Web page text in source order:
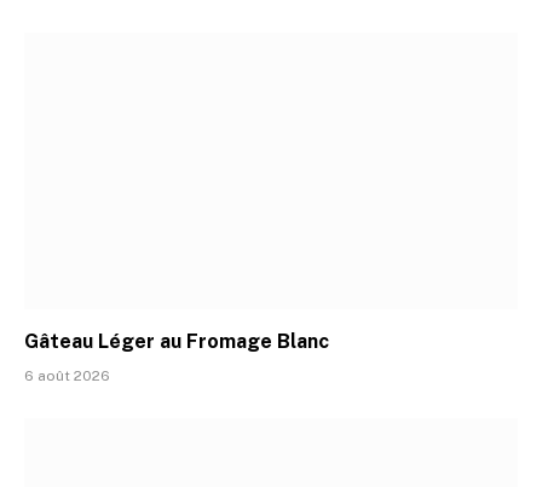
Gâteau Léger au Fromage Blanc
6 août 2026